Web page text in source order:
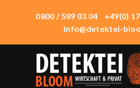
ÜBER UNS
0800 / 589 03 04
+49(0)
info@detektei-